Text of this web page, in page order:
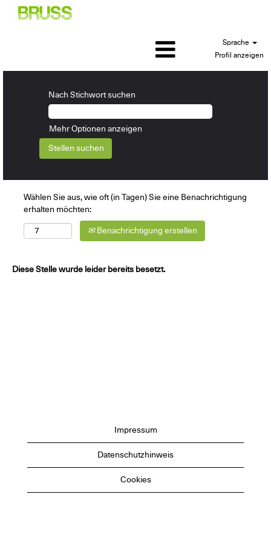
Sprache
Profil anzeigen
Nach Stichwort suchen
Mehr Optionen anzeigen
Wählen Sie aus, wie oft (in Tagen) Sie eine Benachrichtigung
erhalten möchten:
Benachrichtigung erstellen
Diese Stelle wurde leider bereits besetzt.
Impressum
Datenschutzhinweis
Cookies